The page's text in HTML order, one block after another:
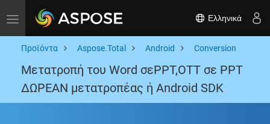
Toggle navigation Ελληνικά
Προϊόντα Aspose.Total Android Conversion
Μετατροπή του Word σεPPT,OTT σε PPT
ΔΩΡΕΑΝ μετατροπέας ή Android SDK